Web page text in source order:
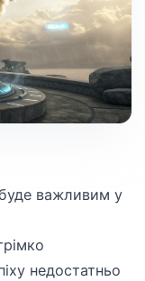
важливим у
недостатньо